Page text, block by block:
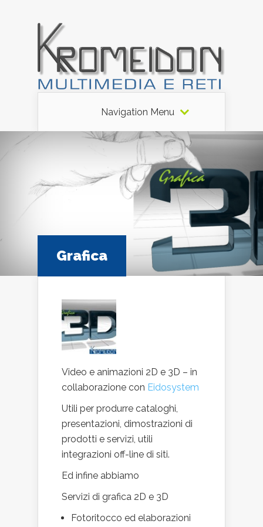
Navigation Menu
Grafica
Video e animazioni 2D e 3D – in
collaborazione con Eidosystem
Utili per produrre cataloghi,
presentazioni, dimostrazioni di
prodotti e servizi, utili
integrazioni off-line di siti.
Ed infine abbiamo
Servizi di grafica 2D e 3D
Fotoritocco ed elaborazioni